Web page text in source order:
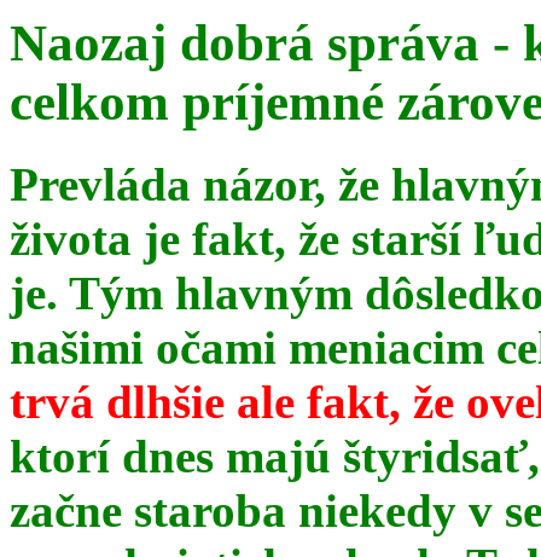
Naozaj dobrá správa -
celkom príjemné
Prevláda názor, že
života je fakt, že starší
je. Tým hlavným
našimi očami meniacim
trvá dlhšie ale fakt, že
ktorí dnes majú
začne staroba niekedy v